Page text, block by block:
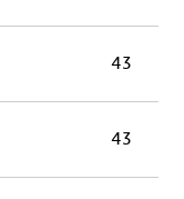
43
43